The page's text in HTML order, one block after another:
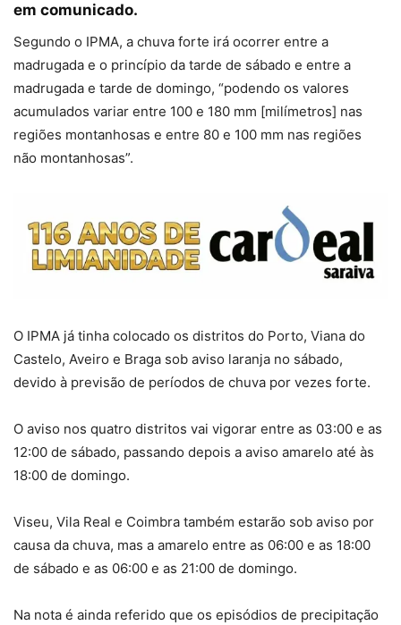
em comunicado.
Segundo o IPMA, a chuva forte irá ocorrer entre a
madrugada e o princípio da tarde de sábado e entre a
madrugada e tarde de domingo, “podendo os valores
acumulados variar entre 100 e 180 mm [milímetros] nas
regiões montanhosas e entre 80 e 100 mm nas regiões
não montanhosas”.
O IPMA já tinha colocado os distritos do Porto, Viana do
Castelo, Aveiro e Braga sob aviso laranja no sábado,
devido à previsão de períodos de chuva por vezes forte.
O aviso nos quatro distritos vai vigorar entre as 03:00 e as
12:00 de sábado, passando depois a aviso amarelo até às
18:00 de domingo.
Viseu, Vila Real e Coimbra também estarão sob aviso por
causa da chuva, mas a amarelo entre as 06:00 e as 18:00
de sábado e as 06:00 e as 21:00 de domingo.
Na nota é ainda referido que os episódios de precipitação